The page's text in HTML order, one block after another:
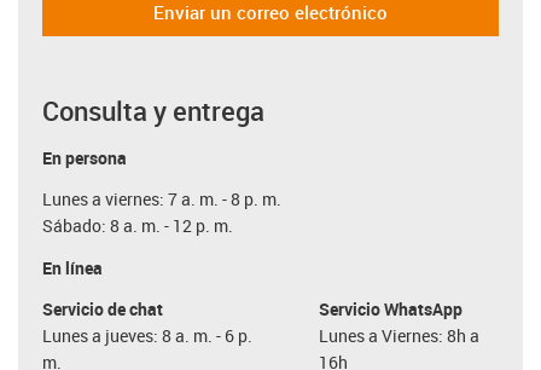
Enviar un correo electrónico
Consulta y entrega
En persona
Lunes a viernes: 7 a. m. - 8 p. m.
Sábado: 8 a. m. - 12 p. m.
En línea
Servicio de chat
Lunes a jueves: 8 a. m. - 6 p.
m.
Servicio WhatsApp
Lunes a Viernes: 8h a
16h